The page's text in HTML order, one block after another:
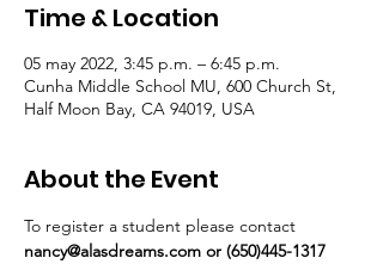
Time & Location
05 may 2022, 3:45 p.m. – 6:45 p.m.
Cunha Middle School MU, 600 Church St,
Half Moon Bay, CA 94019, USA
About the Event
To register a student please contact
nancy@alasdreams.com or (650)445-1317